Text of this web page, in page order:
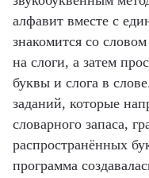
алфавит вместе с
знакомится со
на слоги, а затем
буквы и слога в
заданий, которые
словарного запаса,
распространённых
программа